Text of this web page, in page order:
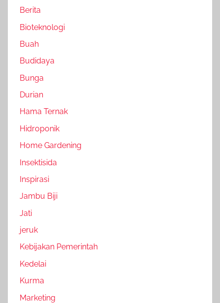
Berita
Bioteknologi
Buah
Budidaya
Bunga
Durian
Hama Ternak
Hidroponik
Home Gardening
Insektisida
Inspirasi
Jambu Biji
Jati
jeruk
Kebijakan Pemerintah
Kedelai
Kurma
Marketing